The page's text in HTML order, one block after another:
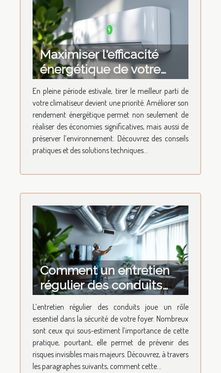
Maximiser l'efficacité
énergétique de votre
climatiseur
En pleine période estivale, tirer le meilleur parti de
votre climatiseur devient une priorité. Améliorer son
rendement énergétique permet non seulement de
réaliser des économies significatives, mais aussi de
préserver l’environnement. Découvrez des conseils
pratiques et des solutions techniques...
Comment un entretien
régulier des conduits
augmente-t-il la sécurité
de votre foyer ?
L’entretien régulier des conduits joue un rôle
essentiel dans la sécurité de votre foyer. Nombreux
sont ceux qui sous-estiment l’importance de cette
pratique, pourtant, elle permet de prévenir des
risques invisibles mais majeurs. Découvrez, à travers
les paragraphes suivants, comment cette...